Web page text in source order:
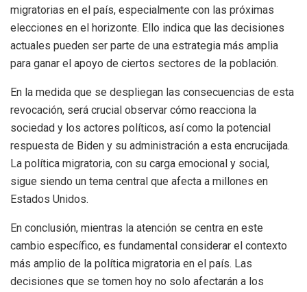
migratorias en el país, especialmente con las próximas
elecciones en el horizonte. Ello indica que las decisiones
actuales pueden ser parte de una estrategia más amplia
para ganar el apoyo de ciertos sectores de la población.
En la medida que se despliegan las consecuencias de esta
revocación, será crucial observar cómo reacciona la
sociedad y los actores políticos, así como la potencial
respuesta de Biden y su administración a esta encrucijada.
La política migratoria, con su carga emocional y social,
sigue siendo un tema central que afecta a millones en
Estados Unidos.
En conclusión, mientras la atención se centra en este
cambio específico, es fundamental considerar el contexto
más amplio de la política migratoria en el país. Las
decisiones que se tomen hoy no solo afectarán a los